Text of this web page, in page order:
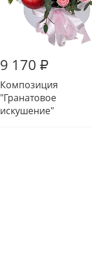
9 170 ₽
Композиция
"Гранатовое
искушение"